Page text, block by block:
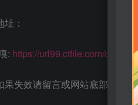
：
: https://url99.ctfile.com/d/
果失效请留言或网站底部联系